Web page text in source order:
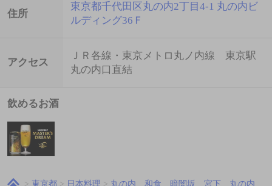
住所
東京都千代田区丸の内2丁目4-1 丸の内ビ
ルディング36Ｆ
アクセス
ＪＲ各線・東京メトロ丸ノ内線 東京駅
丸の内口直結
飲めるお酒
東京都 日本料理
丸の内 和食 暗闇坂 宮下 丸の内